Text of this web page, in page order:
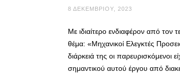
8 ΔΕΚΕΜΒΡΊΟΥ, 2023
Με ιδιαίτερο ενδιαφέρον από
θέμα: «Μηχανικοί Ελεγκτές
διάρκειά της οι παρευρισκόμενοι
σημαντικού αυτού έργου από